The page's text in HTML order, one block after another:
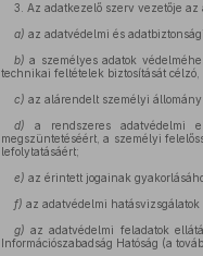
3. Az adatkezelő szerv vezetője
a) az adatvédelmi és
b) a személyes adatok
technikai feltételek biztosítását
c) az alárendelt személyi
d) a rendszeres adatvédelmi
megszüntetéséért, a személyi
lefolytatásáért;
e) az érintett jogainak
f) az adatvédelmi
g) az adatvédelmi feladatok
Információszabadság Hatóság (a